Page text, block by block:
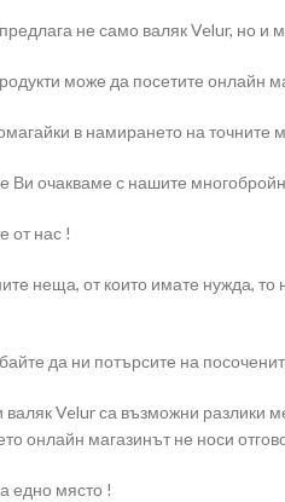
не само валяк Velur, но и
може да посетите онлайн
в намирането на точните
Ви очакваме с нашите
от нас !
неща, от които имате нужда,
да ни потърсите на
Velur са възможни разлики
онлайн магазинът не носи
едно място !